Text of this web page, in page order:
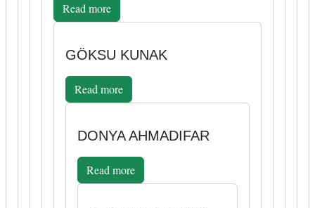
Read more
GÖKSU KUNAK
Read more
DONYA AHMADIFAR
Read more